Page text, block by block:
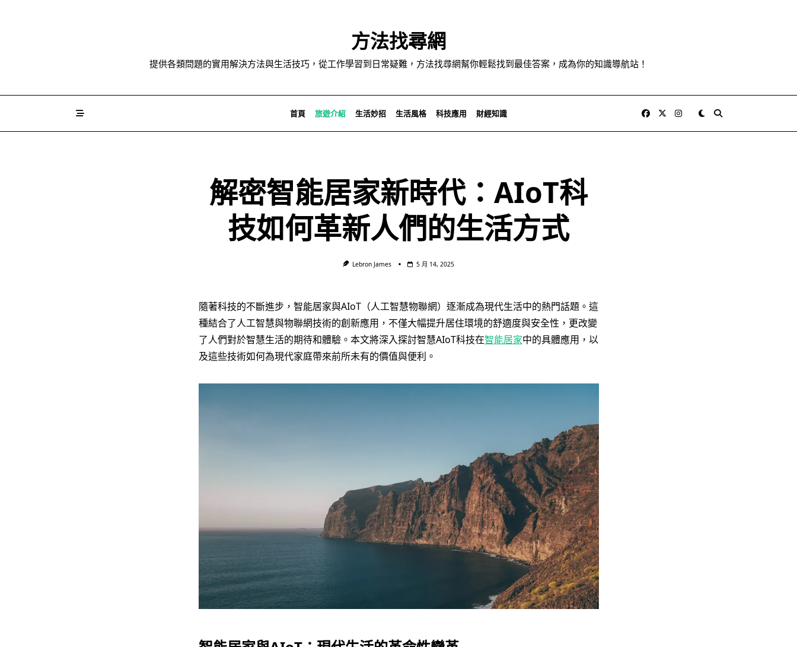
方法找尋網
提供各類問題的實用解決方法與生活技巧，從工作學習到日常疑難，方法找尋網幫你輕鬆找到最佳答案，成為你的知識導航站！
首頁 旅遊介紹 生活妙招 生活風格 科技應用 財經知識
解密智能居家新時代：AIoT科
技如何革新人們的生活方式
Lebron James 5 月 14, 2025
隨著科技的不斷進步，智能居家與AIoT（人工智慧物聯網）逐漸成為現代生活中的熱門話題。這
種結合了人工智慧與物聯網技術的創新應用，不僅大幅提升居住環境的舒適度與安全性，更改變
了人們對於智慧生活的期待和體驗。本文將深入探討智慧AIoT科技在智能居家中的具體應用，以
及這些技術如何為現代家庭帶來前所未有的價值與便利。